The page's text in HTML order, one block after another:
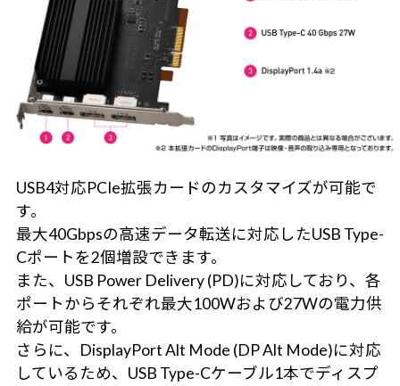
USB4対応PCIe拡張カードのカスタマイズが可能で
す。
最大40Gbpsの高速データ転送に対応したUSB Type-
Cポートを2個増設できます。
また、USB Power Delivery (PD)に対応しており、各
ポートからそれぞれ最大100Wおよび27Wの電力供
給が可能です。
さらに、DisplayPort Alt Mode (DP Alt Mode)に対応
しているため、USB Type-Cケーブル1本でディスプ